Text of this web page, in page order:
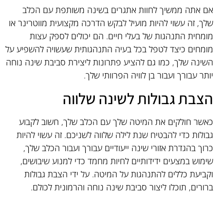
אם אתה ממשיך לחוות אתגרים בשינה משותפת עם הכלב
שלך, זה עשוי להיות מועיל לבקש הדרכה מקצועית מווטרינר או
מומחית התנהגות של בעלי חיים. הם יכולים לספק עצות
מומחים כיצד לטפל בכל בעיה התנהגותית שעשויה להשפיע על
השינה שלך, כמו גם להציע פתרונות ליצירת סביבת שינה נוחה
יותר עבורך ועבור בן לוויה הפרוותי שלך.
הצבת גבולות לשינה שלווה
כאשר חולקים את המיטה שלך עם הכלב שלך, חשוב לקבוע
גבולות כדי להבטיח שנת לילה שלווה לשניכם. זה עשוי להיות
כרוך בהגדרת אזורי שינה ייעודיים עבורך ועבור הכלב שלך,
שימוש במצעים ידידותיים לחיות מחמד כדי למנוע שיבושים,
וקביעת כללים להתנהגות על המיטה. על ידי הצבת גבולות
ברורים, תוכלו ליצור סביבת שינה נוחה והרמונית לכולם.